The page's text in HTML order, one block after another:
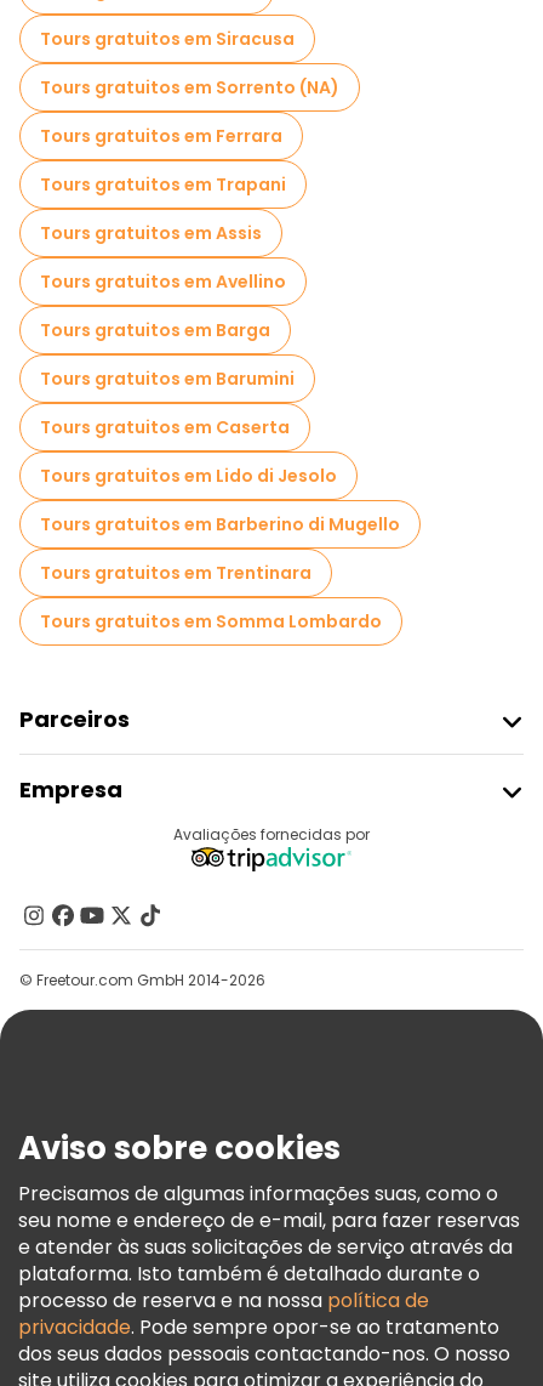
Tours gratuitos em Siracusa
Tours gratuitos em Sorrento (NA)
Tours gratuitos em Ferrara
Tours gratuitos em Trapani
Tours gratuitos em Assis
Tours gratuitos em Avellino
Tours gratuitos em Barga
Tours gratuitos em Barumini
Tours gratuitos em Caserta
Tours gratuitos em Lido di Jesolo
Tours gratuitos em Barberino di Mugello
Tours gratuitos em Trentinara
Tours gratuitos em Somma Lombardo
Parceiros
Registo Do Fornecedor
Programa De Afiliados
Empresa
Contacte-Nos
Grupos
Ajuda
Termos E Informações Legais
Política De Cookies
Freetour Prémios
Programa De Fidelidade
Avaliações fornecidas por
© Freetour.com GmbH 2014-2026
Aviso sobre cookies
Precisamos de algumas informações suas, como o
seu nome e endereço de e-mail, para fazer reservas
e atender às suas solicitações de serviço através da
plataforma. Isto também é detalhado durante o
processo de reserva e na nossa política de
privacidade. Pode sempre opor-se ao tratamento
dos seus dados pessoais contactando-nos. O nosso